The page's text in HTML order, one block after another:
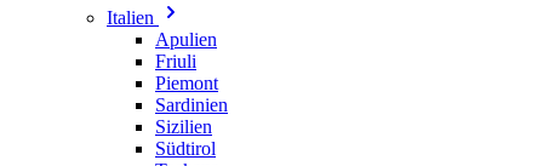
Italien
Apulien
Friuli
Piemont
Sardinien
Sizilien
Südtirol